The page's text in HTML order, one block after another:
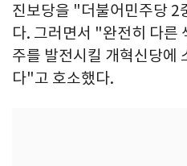
진보당을 "더불어민주당 2
다. 그러면서 "완전히 다른
주를 발전시킬 개혁신당에
다"고 호소했다.